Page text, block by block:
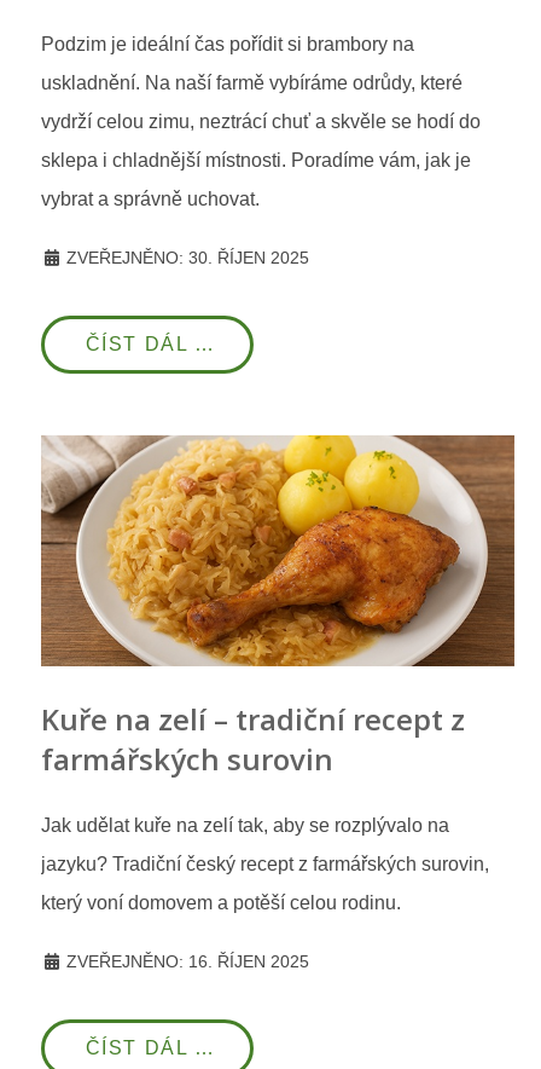
Podzim je ideální čas pořídit si brambory na
uskladnění. Na naší farmě vybíráme odrůdy, které
vydrží celou zimu, neztrácí chuť a skvěle se hodí do
sklepa i chladnější místnosti. Poradíme vám, jak je
vybrat a správně uchovat.
ZVEŘEJNĚNO: 30. ŘÍJEN 2025
ČÍST DÁL …
Kuře na zelí – tradiční recept z
farmářských surovin
Jak udělat kuře na zelí tak, aby se rozplývalo na
jazyku? Tradiční český recept z farmářských surovin,
který voní domovem a potěší celou rodinu.
ZVEŘEJNĚNO: 16. ŘÍJEN 2025
ČÍST DÁL …